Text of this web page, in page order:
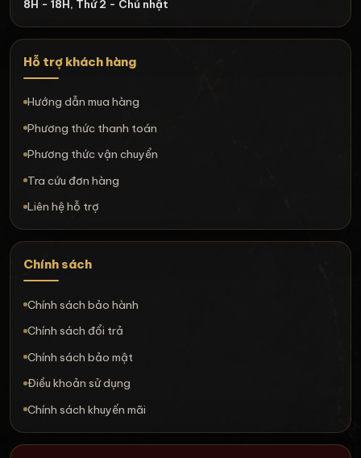
8H - 18H, Thứ 2 - Chủ nhật
Hỗ trợ khách hàng
Hướng dẫn mua hàng
Phương thức thanh toán
Phương thức vận chuyển
Tra cứu đơn hàng
Liên hệ hỗ trợ
Chính sách
Chính sách bảo hành
Chính sách đổi trả
Chính sách bảo mật
Điều khoản sử dụng
Chính sách khuyến mãi